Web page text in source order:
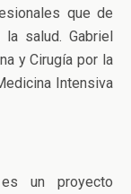
que de
la salud. Gabriel
y Cirugía por la
Intensiva
un proyecto